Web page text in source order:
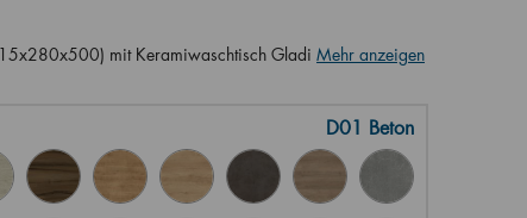
mit Keramiwaschtisch Gladi Mehr anzeigen
D01 Beton